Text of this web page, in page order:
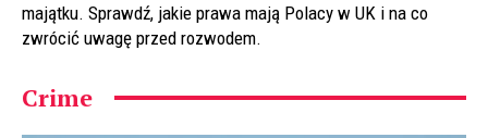
majątku. Sprawdź, jakie prawa mają Polacy w UK i na co
zwrócić uwagę przed rozwodem.
Crime